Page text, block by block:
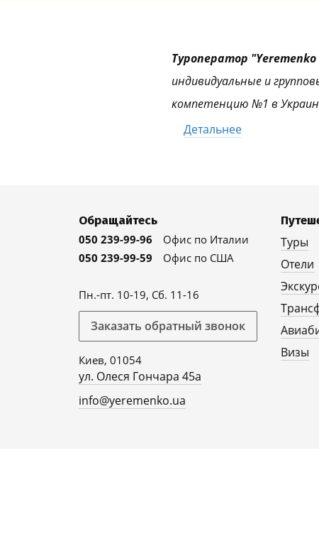
Туроператор
индивидуальные и
компетенцию №1 в
Детальнее
Обращайтесь
050 239-99-96
Офис по Италии
050 239-99-59
Офис по США
Пн.-пт. 10-19, Сб. 11-16
Заказать обратный звонок
Киев, 01054
ул. Олеся Гончара 45а
info@yeremenko.ua
Туры
Отели
Визы